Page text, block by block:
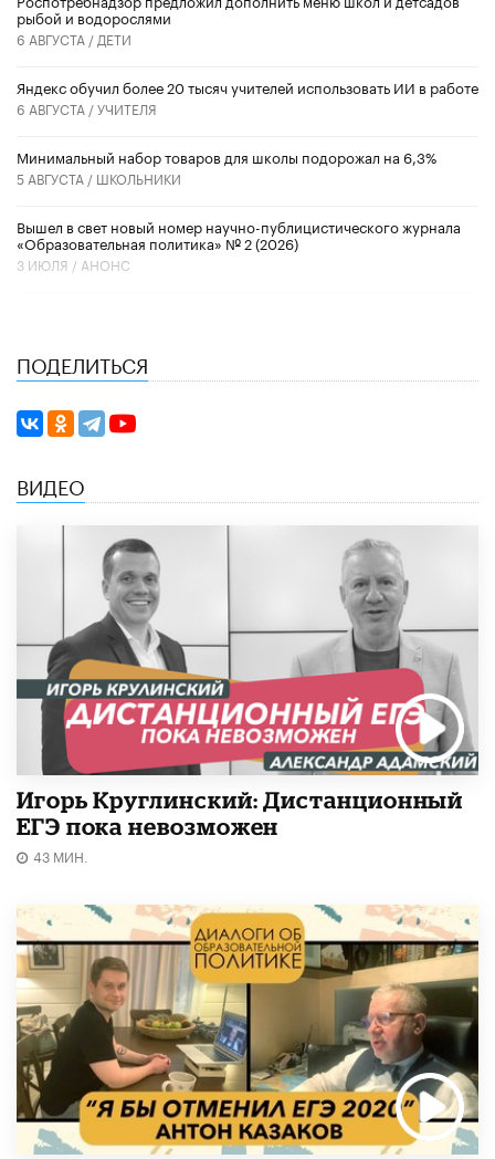
рыбой и водорослями
6 АВГУСТА / ДЕТИ
​Яндекс обучил более 20 тысяч учителей использовать ИИ в работе
6 АВГУСТА /УЧИТЕЛЯ
Минимальный набор товаров для школы подорожал на 6,3%
5 АВГУСТА / ШКОЛЬНИКИ
Вышел в свет новый номер научно-публицистического журнала
«Образовательная политика» № 2 (2026)
3 ИЮЛЯ / АНОНС
ПОДЕЛИТЬСЯ
ВИДЕО
Игорь Круглинский: Дистанционный
ЕГЭ пока невозможен
43 МИН.